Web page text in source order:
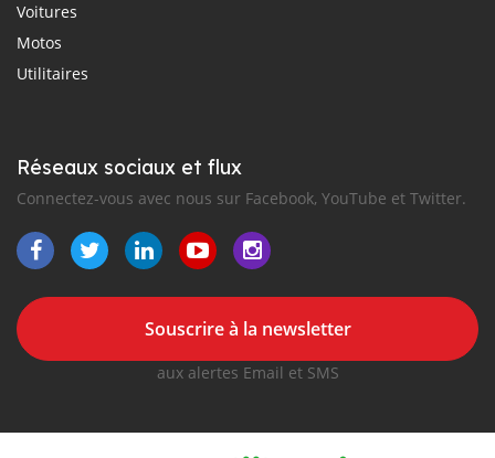
Voitures
Motos
Utilitaires
Réseaux sociaux et flux
Connectez-vous avec nous sur Facebook, YouTube et Twitter.
Souscrire à la newsletter
aux alertes Email et SMS